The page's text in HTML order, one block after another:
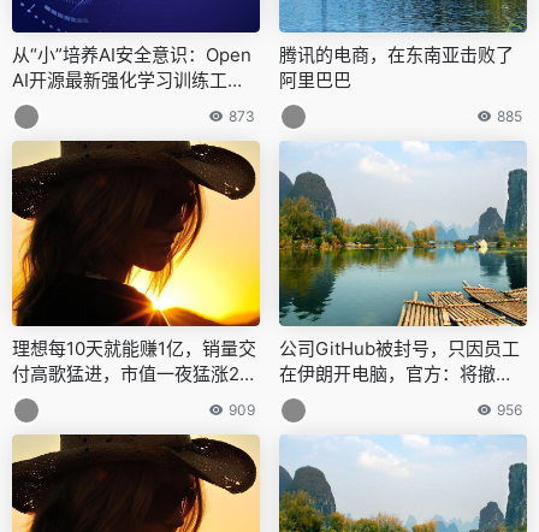
从“小”培养AI安全意识：Open
AI开源最新强化学习训练工
具，安全约束自由定制，开箱
即用
873
腾讯的电商，在东南亚击败了
阿里巴巴
885
理想每10天就能赚1亿，销量交
付高歌猛进，市值一夜猛涨25
0亿
909
公司GitHub被封号，只因员工
在伊朗开电脑，官方：将撤销
被美制裁国家限制
956